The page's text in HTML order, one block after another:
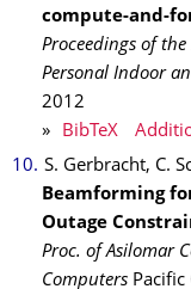
compute-and-
Proceedings of
Personal Indoor
2012
»
BibTeX
S. Gerbracht, C.
Beamforming
Outage
Proc. of Asilomar
Computers Pacific